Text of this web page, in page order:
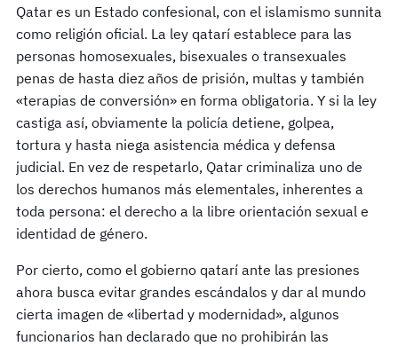
Qatar es un Estado confesional, con el islamismo sunnita
como religión oficial. La ley qatarí establece para las
personas homosexuales, bisexuales o transexuales
penas de hasta diez años de prisión, multas y también
«terapias de conversión» en forma obligatoria. Y si la ley
castiga así, obviamente la policía detiene, golpea,
tortura y hasta niega asistencia médica y defensa
judicial. En vez de respetarlo, Qatar criminaliza uno de
los derechos humanos más elementales, inherentes a
toda persona: el derecho a la libre orientación sexual e
identidad de género.
Por cierto, como el gobierno qatarí ante las presiones
ahora busca evitar grandes escándalos y dar al mundo
cierta imagen de «libertad y modernidad», algunos
funcionarios han declarado que no prohibirán las